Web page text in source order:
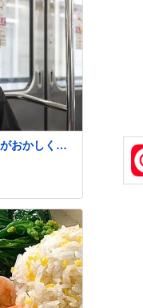
おかしくな